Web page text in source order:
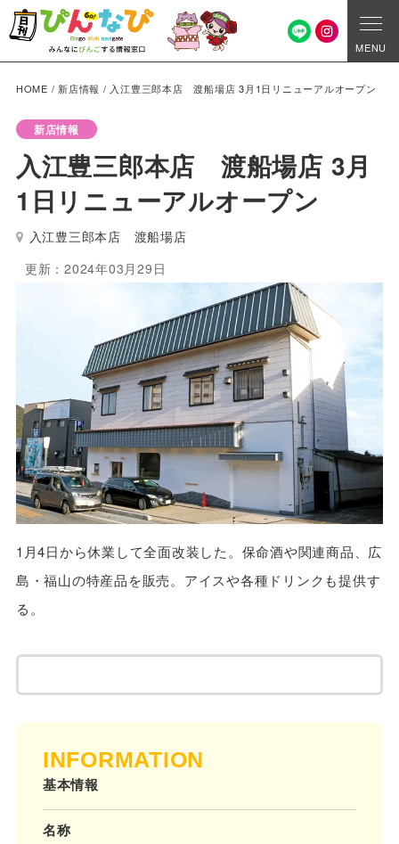
MENU
HOME / 新店情報 / 入江豊三郎本店 渡船場店 3月1日リニューアルオープン
新店情報
入江豊三郎本店 渡船場店 3月
1日リニューアルオープン
入江豊三郎本店 渡船場店
更新：2024年03月29日
1月4日から休業して全面改装した。保命酒や関連商品、広
島・福山の特産品を販売。アイスや各種ドリンクも提供す
る。
INFORMATION
基本情報
名称